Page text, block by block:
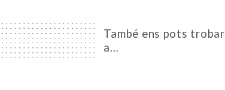
També ens pots trobar
a…